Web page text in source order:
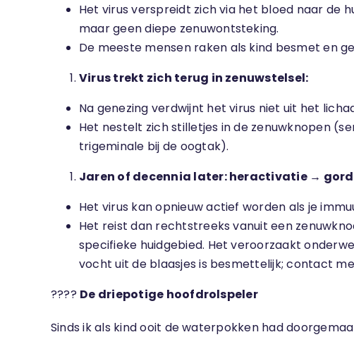
Het virus verspreidt zich via het bloed naar de
maar geen diepe zenuwontsteking.
De meeste mensen raken als kind besmet en
Virus trekt zich terug in zenuwstelsel:
Na genezing verdwijnt het virus niet uit het
Het nestelt zich stilletjes in de zenuwknopen
trigeminale bij de oogtak).
Jaren of decennia later: heractivatie →
Het virus kan opnieuw actief worden als je
Het reist dan rechtstreeks vanuit een
specifieke huidgebied. Het veroorzaakt
vocht uit de blaasjes is besmettelijk; contact
???? De driepotige hoofdrolspeler
Sinds ik als kind ooit de waterpokken had